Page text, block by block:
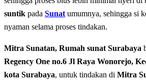
suntik pada Sunat umumnya, sehingga si
nyaman selama proses tindakan.
Mitra Sunatan, Rumah sunat Surabaya
Regency One no.6 Jl Raya Wonorejo,
kota Surabaya, untuk tindakan di Mitra